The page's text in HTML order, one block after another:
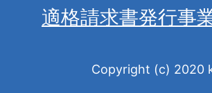
適格請求書発行事
Copyright (c) 2020